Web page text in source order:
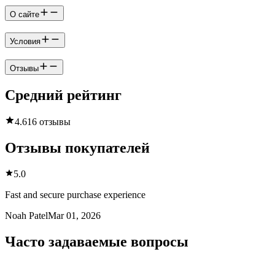
О сайте
Условия
Отзывы
Средний рейтинг
4.616 отзывы
Отзывы покупателей
5.0
Fast and secure purchase experience
Noah PatelMar 01, 2026
Часто задаваемые вопросы